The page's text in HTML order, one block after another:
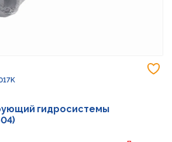
гидросистемы